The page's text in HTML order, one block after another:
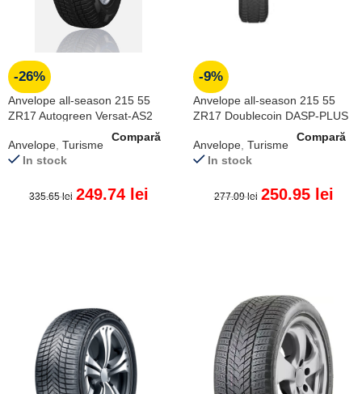
-26%
Anvelope all-season 215 55
ZR17 Autogreen Versat-AS2
Anvelope Turisme
In stock
335.65lei 249.74 lei
Compară
-9%
Anvelope all-season 215 55
ZR17 Doublecoin DASP-PLUS
Anvelope Turisme
In stock
277.09lei 250.95 lei
Compară